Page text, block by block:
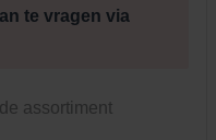
te vragen via
assortiment